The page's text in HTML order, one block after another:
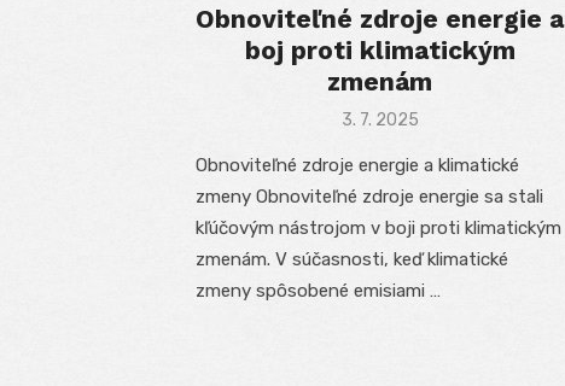
Obnoviteľné zdroje energie a
boj proti klimatickým
zmenám
Posted
3. 7. 2025
Obnoviteľné zdroje energie a klimatické
zmeny Obnoviteľné zdroje energie sa stali
kľúčovým nástrojom v boji proti klimatickým
zmenám. V súčasnosti, keď klimatické
zmeny spôsobené emisiami …